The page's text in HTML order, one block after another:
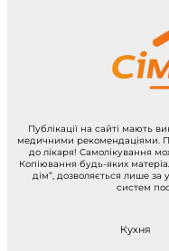
Публікації на сайті мають
медичними рекомендаціями.
до лікаря! Самолікування
Копіювання будь-яких
дім”, дозволяється лише за
систем
Кухня